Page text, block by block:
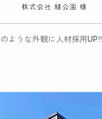
ような外観に人材採用UP‼︎